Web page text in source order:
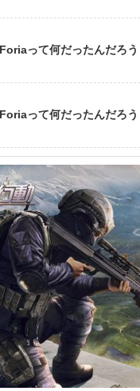
Foriaって何だったんだろ
Foriaって何だったんだろ